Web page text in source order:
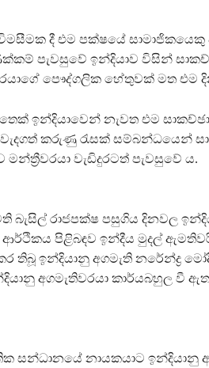
දී එම පක්ෂයේ
පැවසුවේ ඉන්දියාව විසින්
පෞද්ගලික හේතුවක් මත එම
ඉන්දියාවෙන් නැවත එම
කරුණු රැසක් සම්බන්ධයෙන්
වැඩිදුරටත් පැවසුවේ ය.
බැසිල් රාජපක්ෂ පසුගිය දිනවල
ආර්ථිකය පිළිබඳව ඉන්දීය මුදල්
තිබූ ඉන්දියානු අගමැති නරේන්ද්‍ර
අගමැතිවරයා කාර්යබහුල වී
සන්ධානයේ නායකයාට ඉන්දියානු